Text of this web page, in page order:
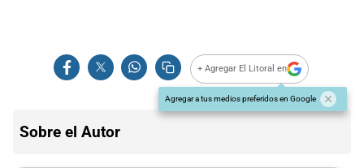
+ Agregar El Litoral en
Agregar a tus medios preferidos en Google
Sobre el Autor